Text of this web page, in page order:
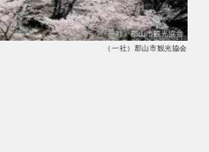
（一社）郡山市観光協会